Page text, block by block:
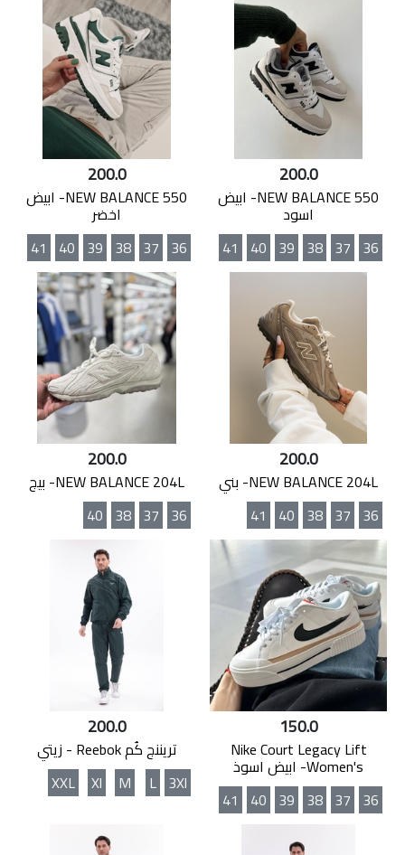
200.0
NEW BALANCE 550- ابيض
اسود
36
37
38
39
40
41
200.0
NEW BALANCE 550- ابيض
اخضر
36
37
38
39
40
41
200.0
NEW BALANCE 204L- بني
36
37
38
40
41
200.0
NEW BALANCE 204L- بيج
36
37
38
40
150.0
Nike Court Legacy Lift
Women's- ابيض اسوذ
36
37
38
39
40
41
200.0
تريننج كُم Reebok - زيتي
3Xl
L
M
Xl
XXL